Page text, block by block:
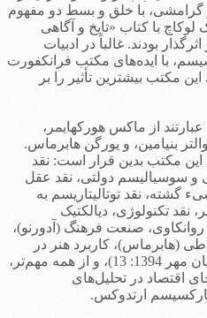
گرامشی، با خلق و بسط دو مفهوم
با کتاب «تایخ و آگاهی
بودند. غالباً در ادبیات
با ایده‌های مکتب فرانکفورت
مکتب بیشترین تأثیر را بر
از ماکس هورکهایمر،
بنیامین، و یورگن هابرماس.
مکتب بدین قرار است: نقد
و سوسیالیسم دولتی، نقد عقل
گشته، نقد توتالیتاریسم به
تکنولوژی، دیالکتیک
صنعت فرهنگ (آدورنو)،
(هابرماس)، کاربرد هنر در
افزایش همبستگی اجتماعی (شایان مهر 1394: 13)، و از همه مهم‌تر،
اقتصاد در تحلیل‌های
ارتدوکس.